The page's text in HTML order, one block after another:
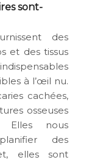
sont-
des
et des tissus
à l’œil nu.
cachées,
osseuses
Elles nous
des
elles sont